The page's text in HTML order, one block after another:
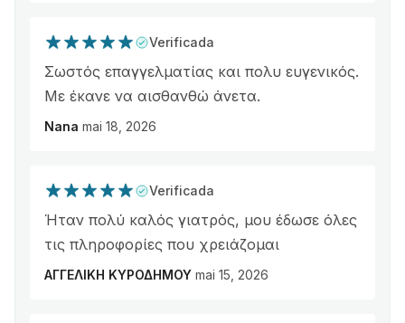
Verificada
Σωστός επαγγελματίας και πολυ ευγενικός.
Με έκανε να αισθανθώ άνετα.
Nana mai 18, 2026
Verificada
Ήταν πολύ καλός γιατρός, μου έδωσε όλες
τις πληροφορίες που χρειάζομαι
ΑΓΓΕΛΙΚΗ ΚΥΡΟΔΗΜΟΥ mai 15, 2026